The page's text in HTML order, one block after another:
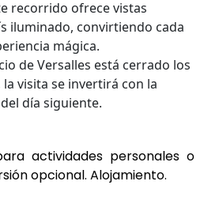
recorrido ofrece vistas
iluminado, convirtiendo cada
mágica.
de Versalles está cerrado los
la visita se invertirá con la
día siguiente.
actividades personales o
opcional. Alojamiento.